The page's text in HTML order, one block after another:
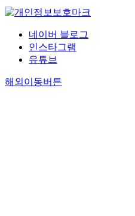
네이버 블로그
인스타그램
유튜브
해외이동버튼